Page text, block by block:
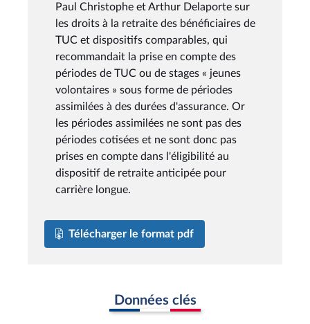
Paul Christophe et Arthur Delaporte sur
les droits à la retraite des bénéficiaires de
TUC et dispositifs comparables, qui
recommandait la prise en compte des
périodes de TUC ou de stages « jeunes
volontaires » sous forme de périodes
assimilées à des durées d'assurance. Or
les périodes assimilées ne sont pas des
périodes cotisées et ne sont donc pas
prises en compte dans l'éligibilité au
dispositif de retraite anticipée pour
carrière longue.
Télécharger le format pdf
Données clés